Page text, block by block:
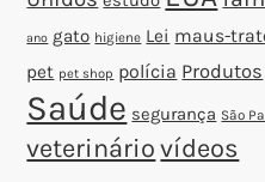
ano gato higiene Lei maus-
pet pet shop polícia Produtos
Saúde segurança São
veterinário vídeos